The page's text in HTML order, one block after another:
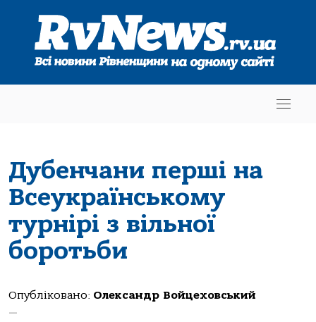
Дубенчани перші на
Всеукраїнському
турнірі з вільної
боротьби
Опубліковано: Олександр Войцеховський
—